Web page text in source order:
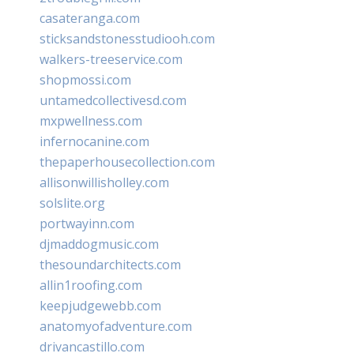
casateranga.com
sticksandstonesstudiooh.com
walkers-treeservice.com
shopmossi.com
untamedcollectivesd.com
mxpwellness.com
infernocanine.com
thepaperhousecollection.com
allisonwillisholley.com
solslite.org
portwayinn.com
djmaddogmusic.com
thesoundarchitects.com
allin1roofing.com
keepjudgewebb.com
anatomyofadventure.com
drivancastillo.com